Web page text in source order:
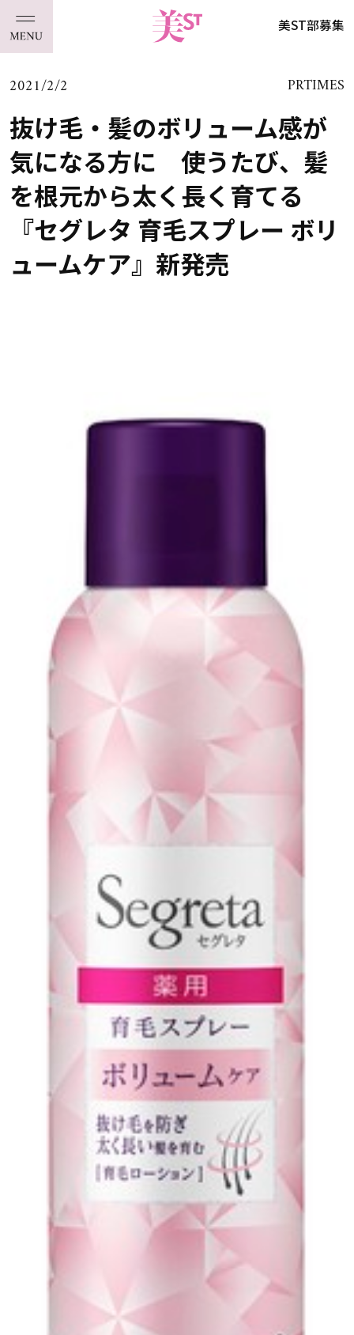
美ST部募集
2021/2/2 PRTIMES
抜け毛・髪のボリューム感が
気になる方に 使うたび、髪
を根元から太く長く育てる
『セグレタ 育毛スプレー ボリ
ュームケア』新発売